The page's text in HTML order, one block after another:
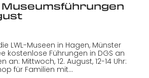
LWL-Museen in Hagen, Münster
kostenlose Führungen in DGS an
an: Mittwoch, 12. August, 12-14 Uhr:
für Familien mit…